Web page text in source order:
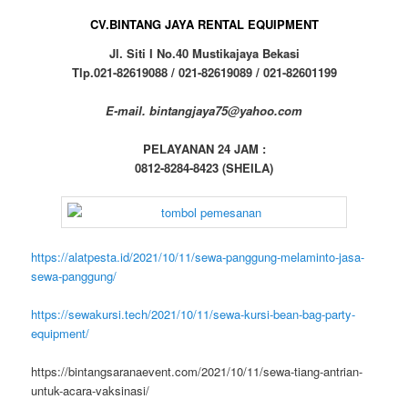
CV.BINTANG JAYA RENTAL EQUIPMENT
Jl. Siti I No.40 Mustikajaya Bekasi
Tlp.021-82619088 / 021-82619089 / 021-82601199
E-mail. bintangjaya75@yahoo.com
PELAYANAN 24 JAM :
0812-8284-8423 (SHEILA)
https://alatpesta.id/2021/10/11/sewa-panggung-melaminto-jasa-
sewa-panggung/
https://sewakursi.tech/2021/10/11/sewa-kursi-bean-bag-party-
equipment/
https://bintangsaranaevent.com/2021/10/11/sewa-tiang-antrian-
untuk-acara-vaksinasi/